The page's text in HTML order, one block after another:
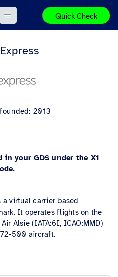
Quick Check
2013
your GDS under the X1
virtual carrier based
It operates flights on the
Alsie (IATA:6I, ICAO:MMD)
72-500 aircraft.